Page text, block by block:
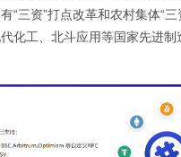
“三资”打点改革和农村集体“三
化工、北斗应用等国家先进制